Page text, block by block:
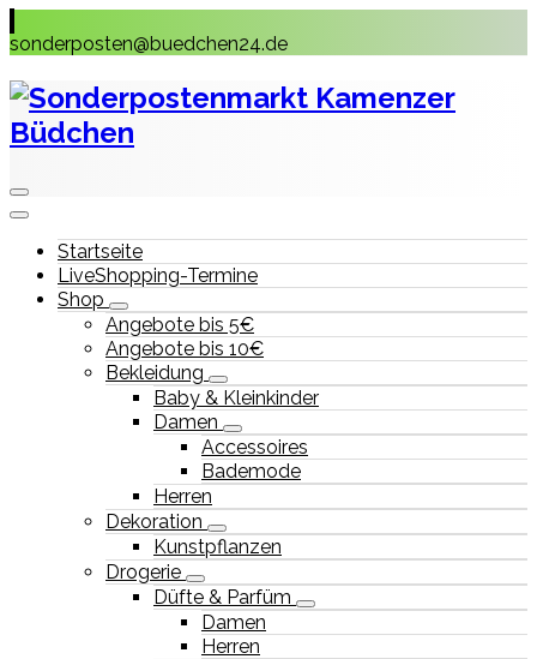
to
sonderposten@buedchen24.de
Startseite
LiveShopping-Termine
Shop
Angebote bis 5€
Angebote bis 10€
Bekleidung
Baby & Kleinkinder
Damen
Accessoires
Bademode
Herren
Dekoration
Kunstpflanzen
Drogerie
Düfte & Parfüm
Damen
Herren